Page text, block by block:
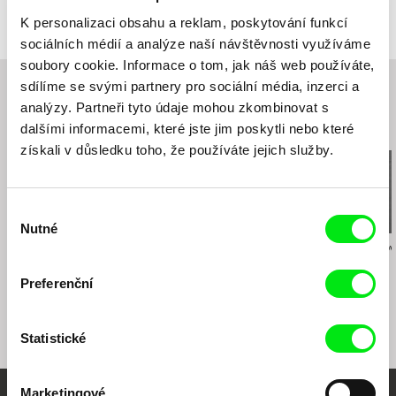
K personalizaci obsahu a reklam, poskytování funkcí
sociálních médií a analýze naší návštěvnosti využíváme
soubory cookie. Informace o tom, jak náš web používáte,
sdílíme se svými partnery pro sociální média, inzerci a
analýzy. Partneři tyto údaje mohou zkombinovat s
dalšími informacemi, které jste jim poskytli nebo které
získali v důsledku toho, že používáte jejich služby.
souhlasu
Nutné
Preferenční
Statistické
Marketingové
Související filmy (20)
Barbora